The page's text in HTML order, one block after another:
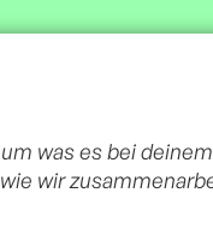
was es bei
wir